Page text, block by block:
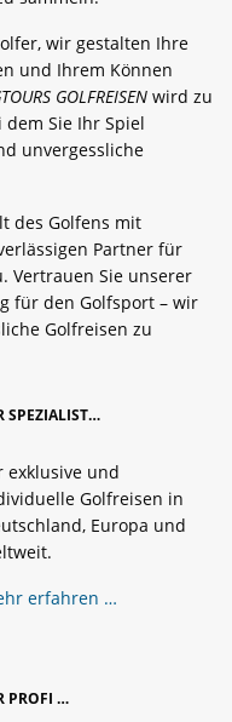
wir gestalten Ihre
und Ihrem Können
GOLFREISEN wird zu
Sie Ihr Spiel
unvergessliche
des Golfens mit
Partner für
Vertrauen Sie unserer
für den Golfsport – wir
Golfreisen zu
SPEZIALIST…
exklusive und
Golfreisen in
Europa und
erfahren …
PROFI …